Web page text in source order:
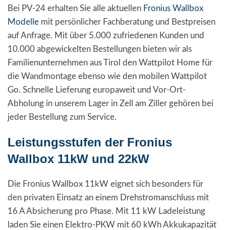
Bei PV-24 erhalten Sie alle aktuellen Fronius Wallbox
Modelle mit persönlicher Fachberatung und Bestpreisen
auf Anfrage. Mit über 5.000 zufriedenen Kunden und
10.000 abgewickelten Bestellungen bieten wir als
Familienunternehmen aus Tirol den Wattpilot Home für
die Wandmontage ebenso wie den mobilen Wattpilot
Go. Schnelle Lieferung europaweit und Vor-Ort-
Abholung in unserem Lager in Zell am Ziller gehören bei
jeder Bestellung zum Service.
Leistungsstufen der Fronius
Wallbox 11kW und 22kW
Die Fronius Wallbox 11kW eignet sich besonders für
den privaten Einsatz an einem Drehstromanschluss mit
16 A Absicherung pro Phase. Mit 11 kW Ladeleistung
laden Sie einen Elektro-PKW mit 60 kWh Akkukapazität